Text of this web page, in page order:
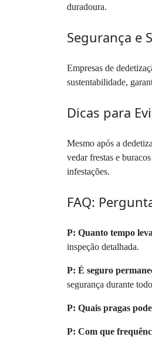
duradoura.
Segurança e
Empresas de
sustentabilidade,
Dicas para
Mesmo após a
vedar frestas e
infestações.
FAQ:
P: Quanto tempo
inspeção detalhada.
P: É seguro
segurança durante
P: Quais pragas
P: Com que